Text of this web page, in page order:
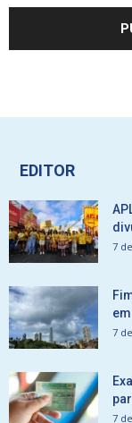
EDITOR
7
7
7